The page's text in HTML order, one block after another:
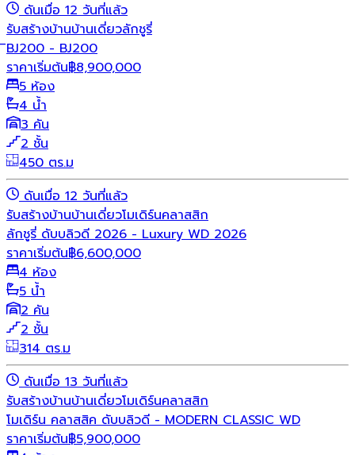
ดันเมื่อ 12 วันที่แล้ว
รับสร้างบ้านบ้านเดี่ยวลักชูรี่
ิBJ200 - BJ200
ราคาเริ่มต้น฿8,900,000
5 ห้อง
4 น้ำ
3 คัน
2 ชั้น
450 ตร.ม
ดันเมื่อ 12 วันที่แล้ว
รับสร้างบ้านบ้านเดี่ยวโมเดิร์นคลาสสิก
ลักชูรี่ ดับบลิวดี 2026 - Luxury WD 2026
ราคาเริ่มต้น฿6,600,000
4 ห้อง
5 น้ำ
2 คัน
2 ชั้น
314 ตร.ม
ดันเมื่อ 13 วันที่แล้ว
รับสร้างบ้านบ้านเดี่ยวโมเดิร์นคลาสสิก
โมเดิร์น คลาสสิค ดับบลิวดี - MODERN CLASSIC WD
ราคาเริ่มต้น฿5,900,000